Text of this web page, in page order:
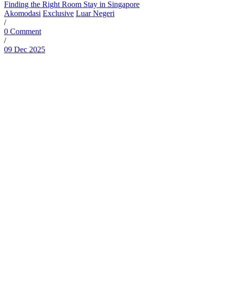
Finding the Right Room Stay in Singapore
Akomodasi Exclusive Luar Negeri
/
0 Comment
/
09 Dec 2025